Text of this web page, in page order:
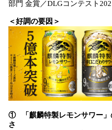
部門 金賞／DLGコンテスト
＜好調の要因＞
① 「麒麟特製レモンサワー」
さ